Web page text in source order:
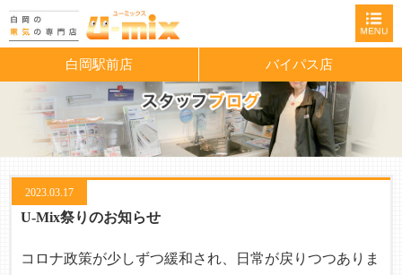
白岡駅前店 バイパス店
2023.03.17
U-Mix祭りのお知らせ
コロナ政策が少しずつ緩和され、日常が戻りつつありま